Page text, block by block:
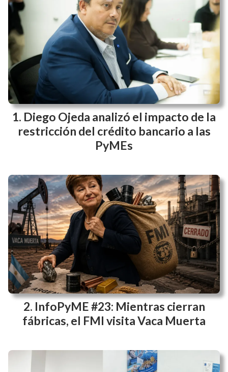
Diego Ojeda analizó el impacto de la
restricción del crédito bancario a las
PyMEs
InfoPyME #23: Mientras cierran
fábricas, el FMI visita Vaca Muerta